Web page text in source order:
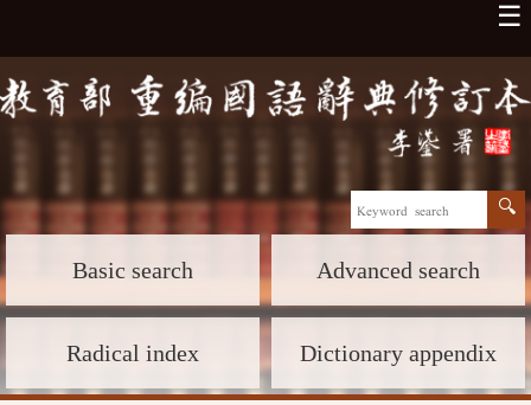
☰
Basic search Advanced search
Radical index Dictionary appendix